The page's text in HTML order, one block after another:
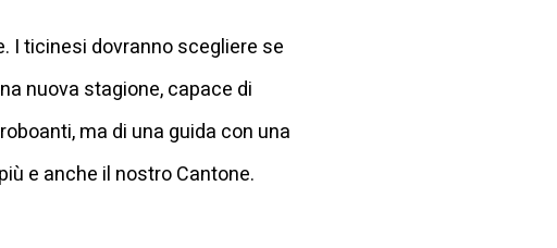
I ticinesi dovranno scegliere se
nuova stagione, capace di
ma di una guida con una
e anche il nostro Cantone.